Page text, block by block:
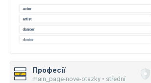
Професії
main_page-nove-otazky • střední